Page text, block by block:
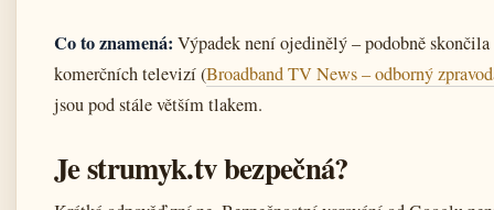
Co to znamená: Výpadek není ojedinělý – podobně
komerčních televizí (Broadband TV News – odborný
jsou pod stále větším tlakem.
Je strumyk.tv bezpečná?